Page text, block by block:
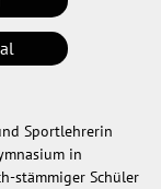
Sportlehrerin
in
stämmiger Schüler